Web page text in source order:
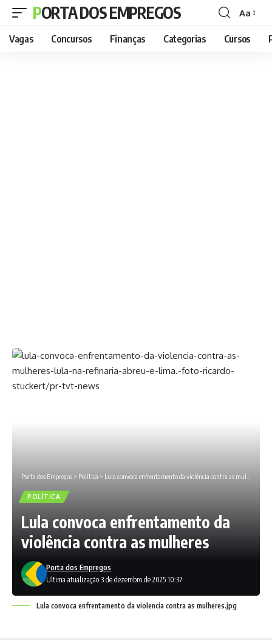
PORTA DOS EMPREGOS
Font
Resizer
Aa
Vagas Concursos Finanças Categorias Cursos
Porta dos Empregos > Política > Lula convoca enfrentamento da violência contra as mulheres
POLÍTICA
Lula convoca enfrentamento da
violência contra as mulheres
Ultima atualização 3 de dezembro de 2025 10:37
Porta dos Empregos
Lula convoca enfrentamento da violencia contra as mulheres.jpg